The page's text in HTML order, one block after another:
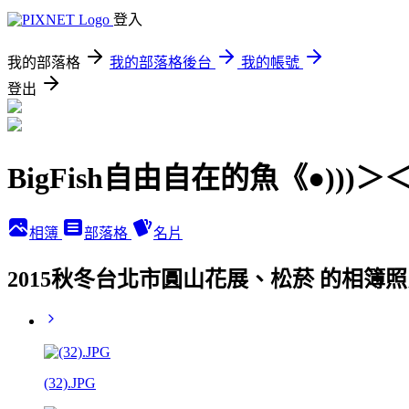
登入
我的部落格 我的部落格後台
我的帳號
登出
BigFish自由自在的魚《●)))＞
相簿 部落格 名片
2015秋冬台北市圓山花展、松菸 的相簿
(32).JPG